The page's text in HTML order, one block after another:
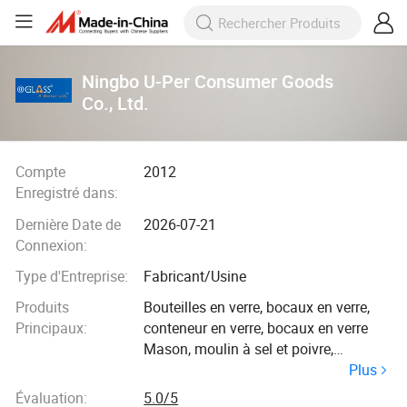
Ningbo U-Per Consumer Goods
Co., Ltd.
Compte
Enregistré dans:
2012
Dernière Date de
Connexion:
2026-07-21
Type d'Entreprise:
Fabricant/Usine
Produits
Principaux:
Bouteilles en verre, bocaux en verre,
conteneur en verre, bocaux en verre
Mason, moulin à sel et poivre,
bouteilles de vodka en verre, mugs et
tasses en verre, verre à boire, pichet en
Plus
Évaluation:
5.0/5